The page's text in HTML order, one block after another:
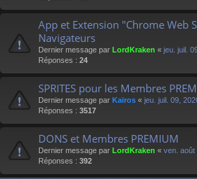
App et Extension "Chrome Web
Navigateurs
Dernier message par LordKraken « jeu. juil.
Réponses : 24
SPRITES pour les Membres
Dernier message par Kaïros « jeu. juil. 09,
Réponses : 3517
DONS et Membres PREMIUM
Dernier message par LordKraken « ven. août
Réponses : 392